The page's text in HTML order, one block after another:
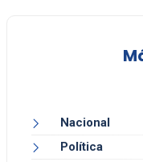
Nacional
Política